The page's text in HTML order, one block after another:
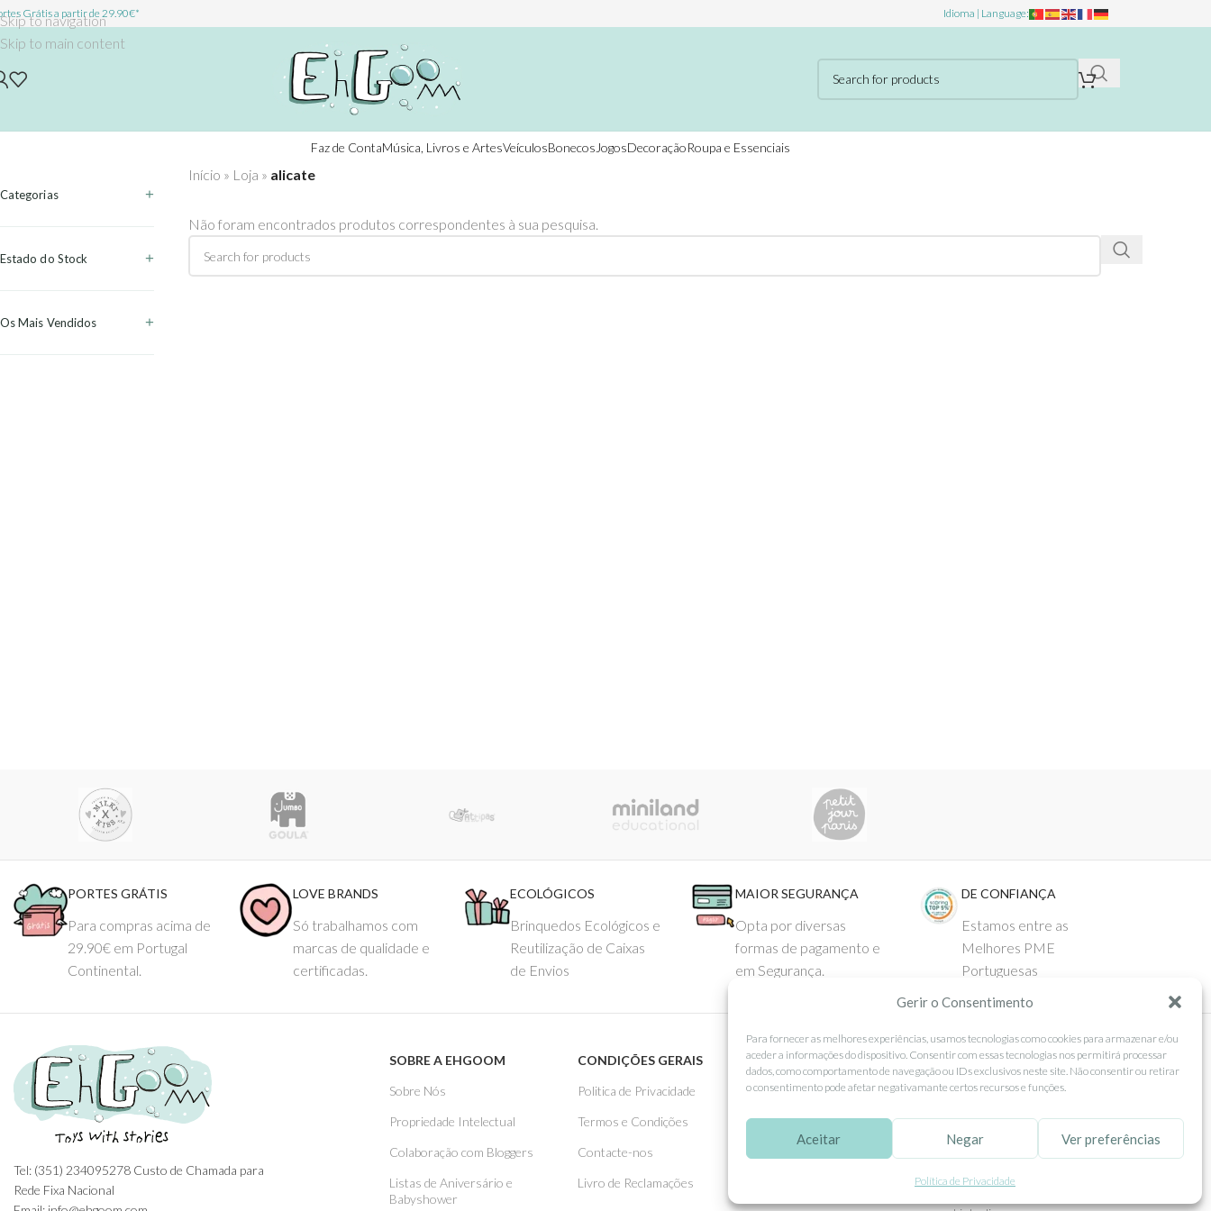
Gerir o Consentimento
Para fornecer as melhores experiências, usamos tecnologias como cookies para armazenar e/ou
aceder a informações do dispositivo. Consentir com essas tecnologias nos permitirá processar
dados, como comportamento de navegação ou IDs exclusivos neste site. Não consentir ou retirar
o consentimento pode afetar negativamante certos recursos e funções.
Aceitar Negar Ver preferências
Política de Privacidade
Skip to navigation
Skip to main content
Grátis a partir de 29.90€* Idioma | Language:
Faz de ContaMúsica, Livros e ArtesVeículosBonecos JogosDecoraçãoRoupa e Essenciais
Categorias
Estado do Stock
Os Mais Vendidos
Início » Loja » alicate
Não foram encontrados produtos correspondentes à sua pesquisa.
PORTES GRÁTIS
Para compras acima de
29.90€ em Portugal
Continental.
LOVE BRANDS
Só trabalhamos com
marcas de qualidade e
certificadas.
ECOLÓGICOS
Brinquedos Ecológicos e
Reutilização de Caixas
de Envios
MAIOR SEGURANÇA
Opta por diversas
formas de pagamento e
em Segurança.
DE CONFIANÇA
Estamos entre as
Melhores PME
Portuguesas
Tel: (351) 234095278 Custo de Chamada para
Rede Fixa Nacional
SOBRE A EHGOOM
Sobre Nós
Propriedade Intelectual
Colaboração com Bloggers
Listas de Aniversário e
Babyshower
CONDIÇÕES GERAIS
Politica de Privacidade
Termos e Condições
Contacte-nos
Livro de Reclamações
APOIO AO CLIENTE
Como Comprar
Pagamentos
SEGUE-NOS
Facebook
Instagram
Pinterest
X